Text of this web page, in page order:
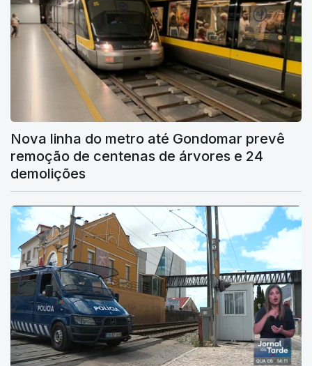
Nova linha do metro até Gondomar prevê
remoção de centenas de árvores e 24
demolições